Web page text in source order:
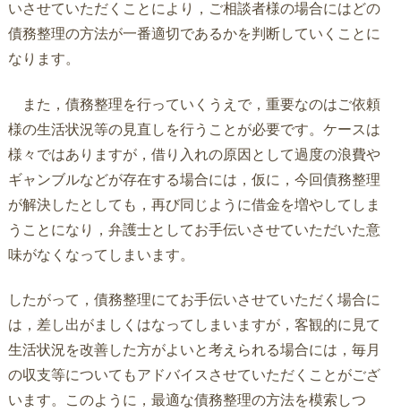
いさせていただくことにより，ご相談者様の場合にはどの
債務整理の方法が一番適切であるかを判断していくことに
なります。
また，債務整理を行っていくうえで，重要なのはご依頼
様の生活状況等の見直しを行うことが必要です。ケースは
様々ではありますが，借り入れの原因として過度の浪費や
ギャンブルなどが存在する場合には，仮に，今回債務整理
が解決したとしても，再び同じように借金を増やしてしま
うことになり，弁護士としてお手伝いさせていただいた意
味がなくなってしまいます。
したがって，債務整理にてお手伝いさせていただく場合に
は，差し出がましくはなってしまいますが，客観的に見て
生活状況を改善した方がよいと考えられる場合には，毎月
の収支等についてもアドバイスさせていただくことがござ
います。このように，最適な債務整理の方法を模索しつ